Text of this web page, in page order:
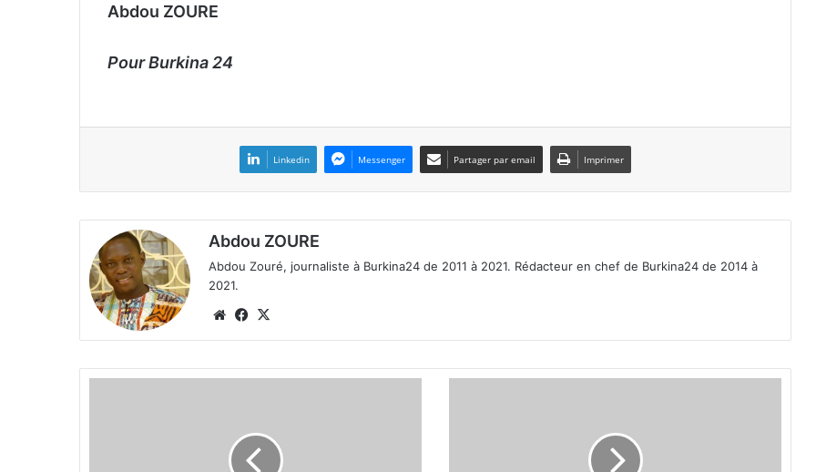
Abdou ZOURE
Pour Burkina 24
Linkedin Messenger Partager par email Imprimer
Abdou ZOURE
Abdou Zouré, journaliste à Burkina24 de 2011 à 2021. Rédacteur en chef de Burkina24 de 2014 à
2021.
We
bsi
Fa
ce
ok